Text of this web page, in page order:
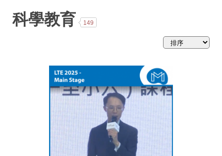
科學教育 149